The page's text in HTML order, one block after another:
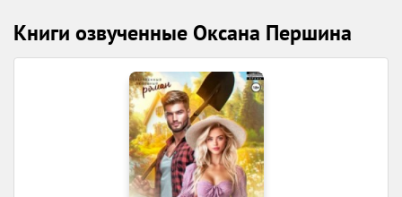
Книги озвученные Оксана Першина